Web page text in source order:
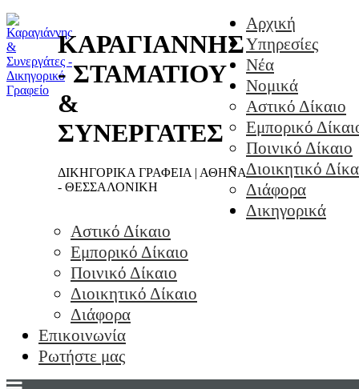
ΚΑΡΑΓΙΑΝΝΗΣ
- ΣΤΑΜΑΤΙΟΥ
&
ΣΥΝΕΡΓΑΤΕΣ
ΔΙΚΗΓΟΡΙΚΑ ΓΡΑΦΕΙΑ | ΑΘΗΝΑ
- ΘΕΣΣΑΛΟΝΙΚΗ
Αρχική
Υπηρεσίες
Νέα
Νομικά
Αστικό Δίκαιο
Εμπορικό
Ποινικό Δίκαιο
Διοικητικό
Διάφορα
Δικηγορικά
Αστικό Δίκαιο
Εμπορικό Δίκαιο
Ποινικό Δίκαιο
Διοικητικό Δίκαιο
Διάφορα
Επικοινωνία
Ρωτήστε μας